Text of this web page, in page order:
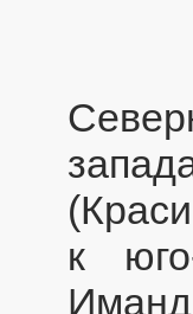
к